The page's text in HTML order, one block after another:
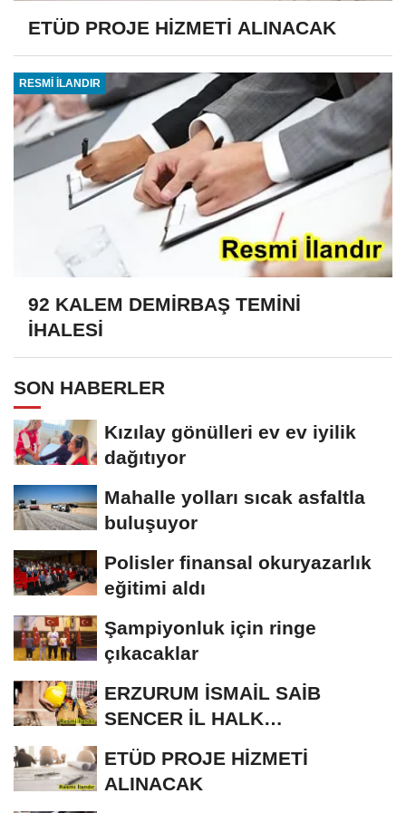
ETÜD PROJE HİZMETİ ALINACAK
RESMİ İLANDIR
92 KALEM DEMİRBAŞ TEMİNİ
İHALESİ
SON HABERLER
Kızılay gönülleri ev ev iyilik
dağıtıyor
Mahalle yolları sıcak asfaltla
buluşuyor
Polisler finansal okuryazarlık
eğitimi aldı
Şampiyonluk için ringe
çıkacaklar
ERZURUM İSMAİL SAİB
SENCER İL HALK
KÜTÜPHANESİ BAKIM VE
ONARIM...
ETÜD PROJE HİZMETİ
ALINACAK